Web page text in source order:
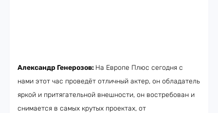
Александр Генерозов: На Европе Плюс сегодня с
нами этот час проведёт отличный актер, он обладатель
яркой и притягательной внешности, он востребован и
снимается в самых крутых проектах, от